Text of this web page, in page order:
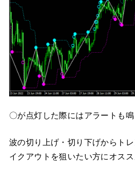
〇が点灯した際にはアラートも鳴
波の切り上げ・切り下げからト
イクアウトを狙いたい方にオスス